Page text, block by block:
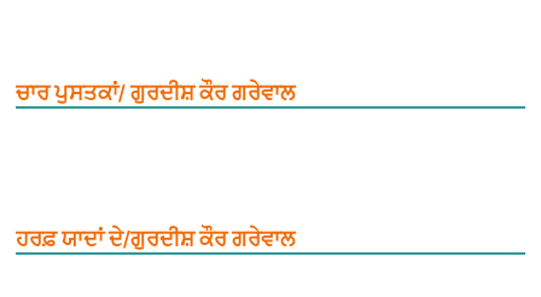
ਚਾਰ ਪੁਸਤਕਾਂ/ ਗੁਰਦੀਸ਼ ਕੌਰ ਗਰੇਵਾਲ
ਹਰਫ਼ ਯਾਦਾਂ ਦੇ/ਗੁਰਦੀਸ਼ ਕੌਰ ਗਰੇਵਾਲ